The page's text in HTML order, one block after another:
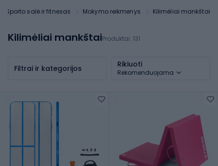
Sporto salė ir fitnesas Mokymo reikmenys Kilimėliai mankštai
Kilimėliai mankštaiProduktai: 131
Filtrai ir kategorijos Rikiuoti
Rekomenduojama